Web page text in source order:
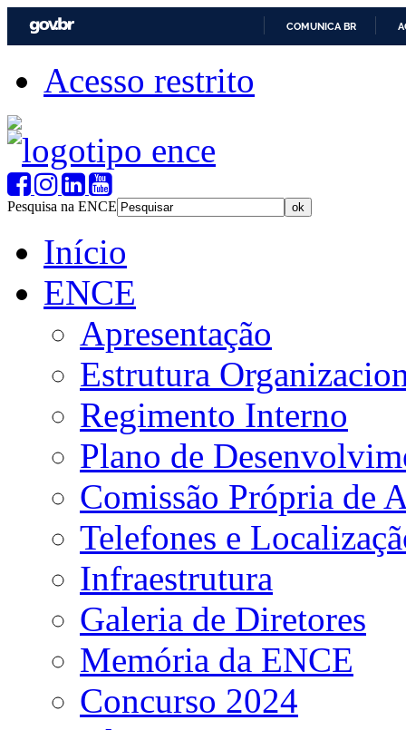
COMUNICA BR
Acesso restrito
Pesquisa na ENCE
Início
ENCE
Apresentação
Estrutura
Regimento Interno
Plano de
Comissão Própria de
Telefones e
Infraestrutura
Galeria de Diretores
Memória da ENCE
Concurso 2024